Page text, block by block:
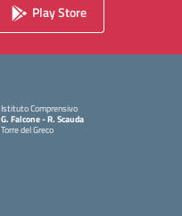
Play Store
Istituto Comprensivo
G. Falcone - R. Scauda
Torre del Greco